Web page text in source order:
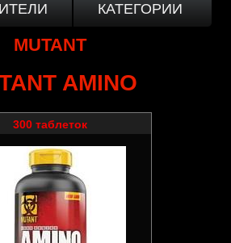
КАТЕГОРИИ
MUTANT
AMINO
300 таблеток